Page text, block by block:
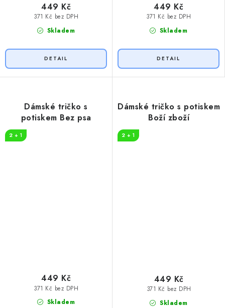
Skladem
371 Kč bez DPH
449 Kč
Skladem
371 Kč bez DPH
449 Kč
Dámské tričko s
potiskem Bez psa
2 + 1
Skladem
371 Kč bez DPH
449 Kč
Dámské tričko s potiskem
Boží zboží
2 + 1
Skladem
371 Kč bez DPH
449 Kč